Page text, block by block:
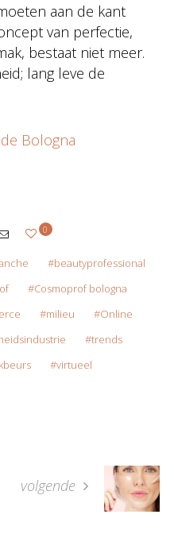
aan de kant
van perfectie,
bestaat niet meer.
lang leve de
Bologna
0
beautyprofessional
Cosmoprof bologna
milieu
Online
trends
virtueel
volgende